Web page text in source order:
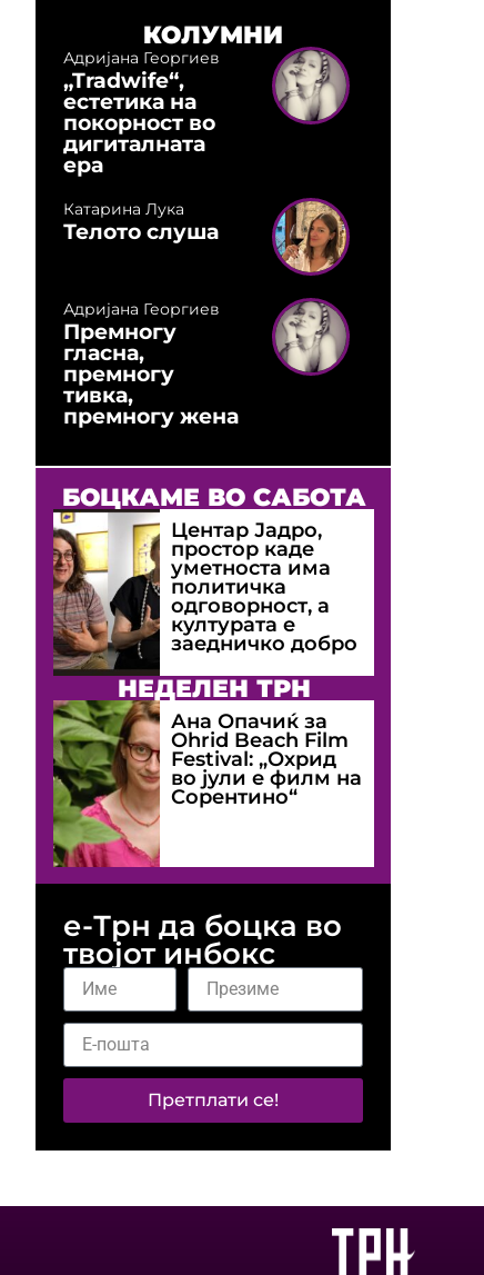
КОЛУМНИ
Адријана Георгиев
„Tradwife“,
естетика на
покорност во
дигиталната
ера
Катарина Лука
Телото слуша
Адријана Георгиев
Премногу
гласна,
премногу
тивка,
премногу жена
БОЦКАМЕ ВО САБОТА
Центар Јадро,
простор каде
уметноста има
политичка
одговорност, а
културата е
заедничко добро
НЕДЕЛЕН ТРН
Ана Опачиќ за
Оhrid Beach Film
Festival: „Охрид
во јули е филм на
Сорентино“
е-Трн да боцка во
твојот инбокс
Претплати се!